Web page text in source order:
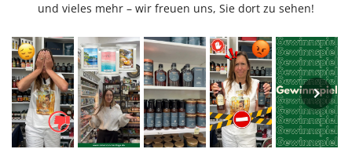
und vieles mehr – wir freuen uns, Sie dort zu sehen!